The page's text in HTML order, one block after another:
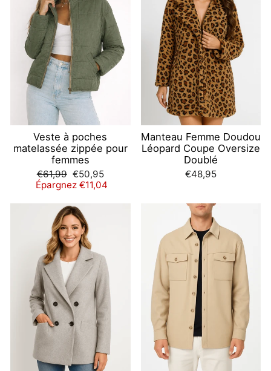
Veste à poches
matelassée zippée pour
femmes
Prix
régulier
€61,99 Prix
réduit
€50,95
Épargnez €11,04
Manteau Femme Doudou
Léopard Coupe Oversize
Doublé
€48,95